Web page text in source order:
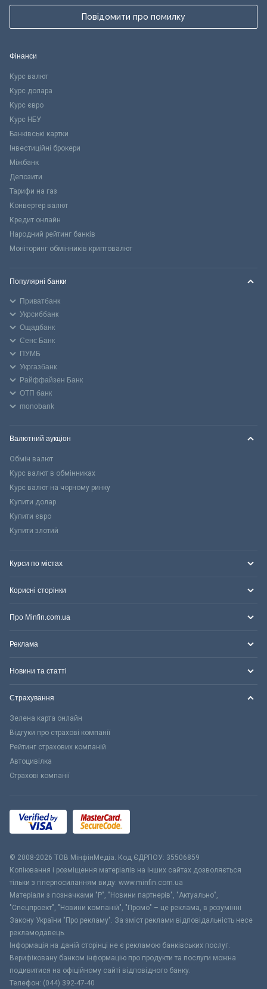
Повідомити про помилку
Фінанси
Курс валют
Курс долара
Курс євро
Курс НБУ
Банківські картки
Інвестиційні брокери
Міжбанк
Депозити
Тарифи на газ
Конвертер валют
Кредит онлайн
Народний рейтинг банків
Моніторинг обмінників криптовалют
Популярні банки
Приватбанк
Укрсиббанк
Ощадбанк
Сенс Банк
ПУМБ
Укргазбанк
Райффайзен Банк
ОТП банк
monobank
Валютний аукціон
Обмін валют
Курс валют в обмінниках
Курс валют на чорному ринку
Купити долар
Купити євро
Купити злотий
Курси по містах
Корисні сторінки
Про Minfin.com.ua
Реклама
Новини та статті
Страхування
Зелена карта онлайн
Відгуки про страхові компанії
Рейтинг страхових компаній
Автоцивілка
Страхові компанії
© 2008-2026 ТОВ МiнфiнМедiа. Код ЄДРПОУ: 35506859
Копіювання і розміщення матеріалів на інших сайтах дозволяється
тільки з гіперпосиланням виду: www.minfin.com.ua
Матеріали з позначками "Р", "Новини партнерів", "Актуально",
"Спецпроект", "Новини компаній", "Промо" – це реклама, в розумінні
Закону України "Про рекламу". За зміст реклами відповідальність несе
рекламодавець.
Інформація на даній сторінці не є рекламою банківських послуг.
Верифіковану банком інформацію про продукти та послуги можна
подивитися на офіційному сайті відповідного банку.
Телефон: (044) 392-47-40